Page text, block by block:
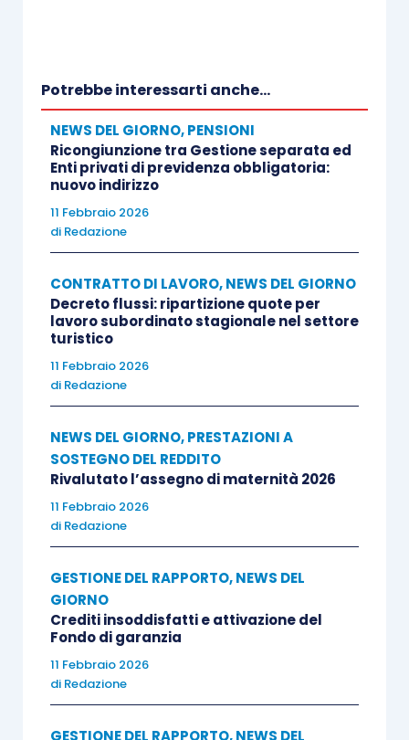
Potrebbe interessarti anche...
NEWS DEL GIORNO,PENSIONI
Ricongiunzione tra Gestione separata ed
Enti privati di previdenza obbligatoria:
nuovo indirizzo
11 Febbraio 2026
di Redazione
CONTRATTO DI LAVORO,NEWS DEL GIORNO
Decreto flussi: ripartizione quote per
lavoro subordinato stagionale nel settore
turistico
11 Febbraio 2026
di Redazione
NEWS DEL GIORNO,PRESTAZIONI A
SOSTEGNO DEL REDDITO
Rivalutato l’assegno di maternità 2026
11 Febbraio 2026
di Redazione
GESTIONE DEL RAPPORTO,NEWS DEL
GIORNO
Crediti insoddisfatti e attivazione del
Fondo di garanzia
11 Febbraio 2026
di Redazione
GESTIONE DEL RAPPORTO,NEWS DEL